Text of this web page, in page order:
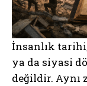
İnsanlık
ya da siyasi
değildir. Aynı